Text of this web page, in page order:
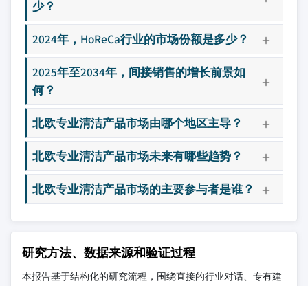
少？
2024年，HoReCa行业的市场份额是多少？
2025年至2034年，间接销售的增长前景如
何？
北欧专业清洁产品市场由哪个地区主导？
北欧专业清洁产品市场未来有哪些趋势？
北欧专业清洁产品市场的主要参与者是谁？
研究方法、数据来源和验证过程
本报告基于结构化的研究流程，围绕直接的行业对话、专有建